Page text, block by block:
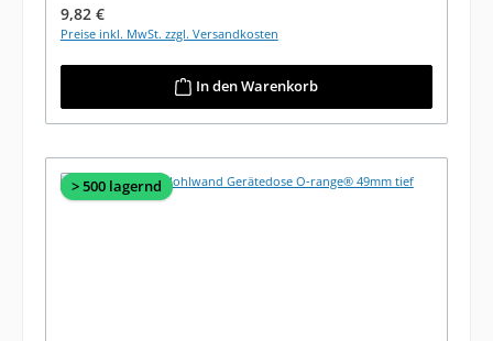
Regulärer Preis:
9,82 €
Preise inkl. MwSt. zzgl. Versandkosten
In den Warenkorb
> 500 lagernd